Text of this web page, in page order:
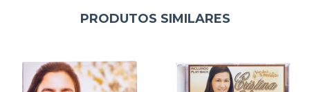
PRODUTOS SIMILARES